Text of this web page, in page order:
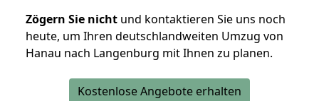
Zögern Sie nicht und kontaktieren Sie uns noch
heute, um Ihren deutschlandweiten Umzug von
Hanau nach Langenburg mit Ihnen zu planen.
Kostenlose Angebote erhalten